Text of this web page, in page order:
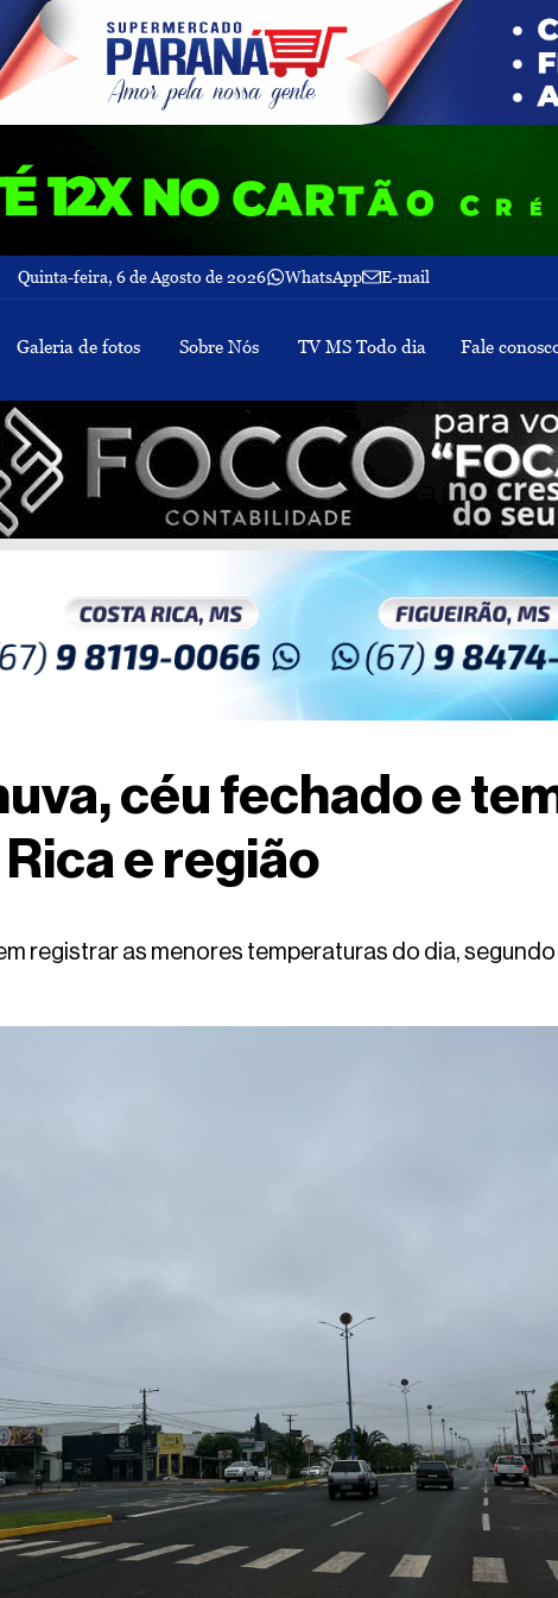
Quinta-feira, 6 de Agosto de 2026 WhatsApp E-mail
Galeria de fotos Sobre Nós TV MS Todo dia Fale
céu fechado e
e região
registrar as menores temperaturas do dia,